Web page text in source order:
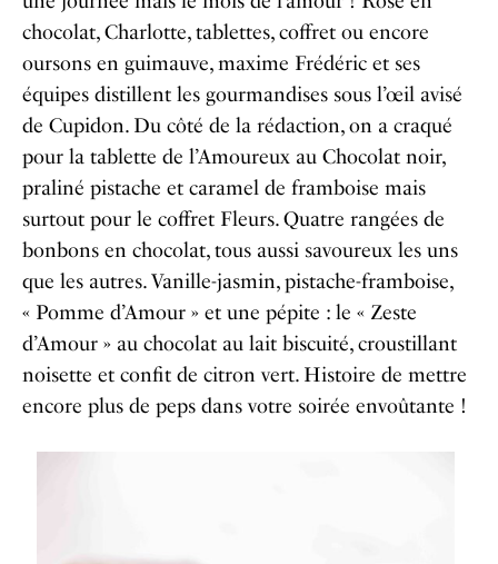
chocolat, Charlotte, tablettes, coffret ou encore
oursons en guimauve, maxime Frédéric et ses
équipes distillent les gourmandises sous l’œil avisé
de Cupidon. Du côté de la rédaction, on a craqué
pour la tablette de l’Amoureux au Chocolat noir,
praliné pistache et caramel de framboise mais
surtout pour le coffret Fleurs. Quatre rangées de
bonbons en chocolat, tous aussi savoureux les uns
que les autres. Vanille-jasmin, pistache-framboise,
« Pomme d’Amour » et une pépite : le « Zeste
d’Amour » au chocolat au lait biscuité, croustillant
noisette et confit de citron vert. Histoire de mettre
encore plus de peps dans votre soirée envoûtante !